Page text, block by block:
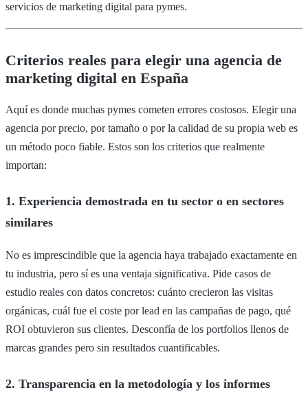
servicios de marketing digital para pymes.
Criterios reales para elegir una agencia de
marketing digital en España
Aquí es donde muchas pymes cometen errores costosos. Elegir una
agencia por precio, por tamaño o por la calidad de su propia web es
un método poco fiable. Estos son los criterios que realmente
importan:
1. Experiencia demostrada en tu sector o en sectores
similares
No es imprescindible que la agencia haya trabajado exactamente en
tu industria, pero sí es una ventaja significativa. Pide casos de
estudio reales con datos concretos: cuánto crecieron las visitas
orgánicas, cuál fue el coste por lead en las campañas de pago, qué
ROI obtuvieron sus clientes. Desconfía de los portfolios llenos de
marcas grandes pero sin resultados cuantificables.
2. Transparencia en la metodología y los informes